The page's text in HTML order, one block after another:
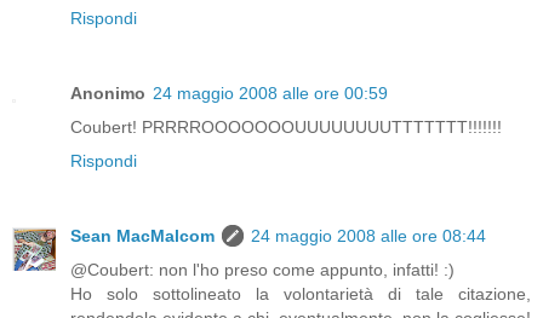
Rispondi
Anonimo 24 maggio 2008 alle ore 00:59
Coubert! PRRRROOOOOOOUUUUUUUUTTTTTTT!!!!!!!
Rispondi
Sean MacMalcom
24 maggio 2008 alle ore 08:44
@Coubert: non l'ho preso come appunto, infatti! :)
Ho solo sottolineato la volontarietà di tale citazione,